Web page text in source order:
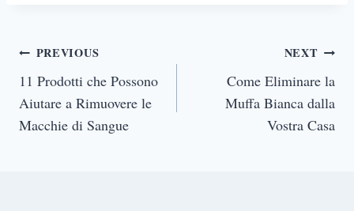
Post
navigation
PREVIOUS
11 Prodotti che Possono
Aiutare a Rimuovere le
Macchie di Sangue
NEXT
Come Eliminare la
Muffa Bianca dalla
Vostra Casa